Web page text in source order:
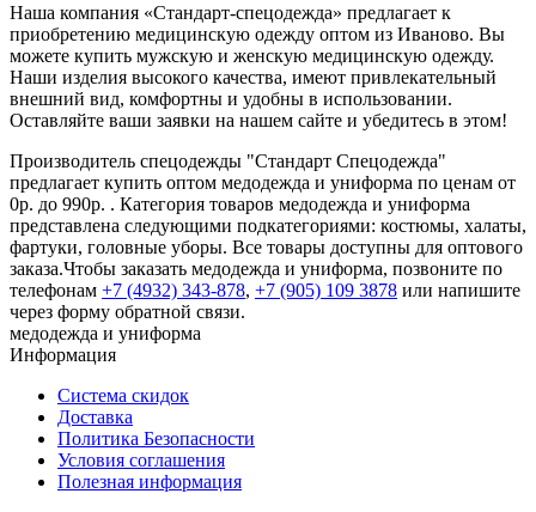
Наша компания «Стандарт-спецодежда» предлагает к
приобретению медицинскую одежду оптом из Иваново. Вы
можете купить мужскую и женскую медицинскую одежду.
Наши изделия высокого качества, имеют привлекательный
внешний вид, комфортны и удобны в использовании.
Оставляйте ваши заявки на нашем сайте и убедитесь в этом!
Производитель спецодежды "Стандарт Спецодежда"
предлагает купить оптом медодежда и униформа по ценам от
0р. до 990р. . Категория товаров медодежда и униформа
представлена следующими подкатегориями: костюмы, халаты,
фартуки, головные уборы. Все товары доступны для оптового
заказа.Чтобы заказать медодежда и униформа, позвоните по
телефонам +7 (4932) 343-878, +7 (905) 109 3878 или напишите
через форму обратной связи.
медодежда и униформа
Информация
Система скидок
Доставка
Политика Безопасности
Условия соглашения
Полезная информация